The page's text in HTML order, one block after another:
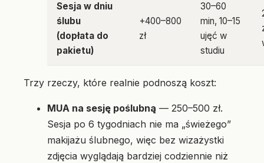
Sesja w dniu
ślubu
(dopłata do
pakietu)
+400–800
zł
30–60
min, 10–15
ujęć w
studiu
Trzy rzeczy, które realnie podnoszą koszt:
MUA na sesję poślubną — 250–500 zł.
Sesja po 6 tygodniach nie ma „świeżego”
makijażu ślubnego, więc bez wizażystki
zdjęcia wyglądają bardziej codziennie niż